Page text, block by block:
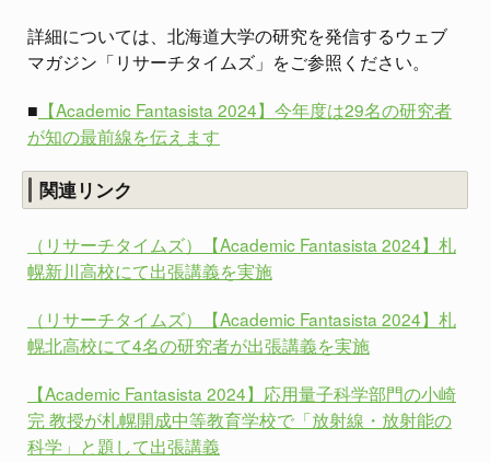
詳細については、北海道大学の研究を発信するウェブ
マガジン「リサーチタイムズ」をご参照ください。
■ 【Academic Fantasista 2024】今年度は29名の研究者
が知の最前線を伝えます
関連リンク
（リサーチタイムズ）【Academic Fantasista 2024】札
幌新川高校にて出張講義を実施
（リサーチタイムズ）【Academic Fantasista 2024】札
幌北高校にて4名の研究者が出張講義を実施
【Academic Fantasista 2024】応用量子科学部門の小崎
完 教授が札幌開成中等教育学校で「放射線・放射能の
科学」と題して出張講義